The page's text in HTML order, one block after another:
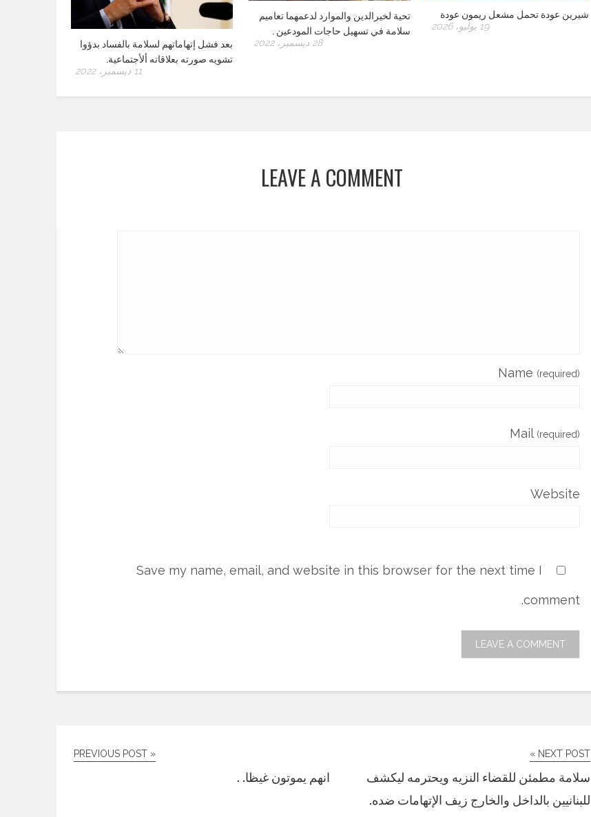
بعد فشل إتهاماتهم لسلامة بالفساد بدؤوا
تشويه صورته بعلاقاته ألأجتماعية.
11 ديسمبر، 2022
تحية لخيرالدين والموارد لدعمهما تعاميم
سلامة في تسهيل حاجات المودعين .
28 ديسمبر، 2022
شيرين عودة تحمل مشعل ريمون عودة
19 يوليو، 2026
LEAVE A COMMENT
Name (required)
Mail (required)
Website
Save my name, email, and website in this browser for the next time I
comment.
« PREVIOUS POST
انهم يموتون غيظا. .
NEXT POST »
سلامة مطمئن للقضاء النزيه ويحترمه ليكشف
للبنانيين بالداخل والخارج زيف الإتهامات ضده.